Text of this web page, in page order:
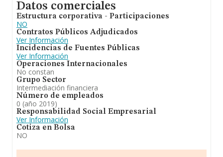
Datos comerciales
Estructura corporativa - Participaciones
NO
Contratos Públicos Adjudicados
Ver Información
Incidencias de Fuentes Públicas
Ver Información
Operaciones Internacionales
No constan
Grupo Sector
Intermediación financiera
Número de empleados
0 (año 2019)
Responsabilidad Social Empresarial
Ver Información
Cotiza en Bolsa
NO